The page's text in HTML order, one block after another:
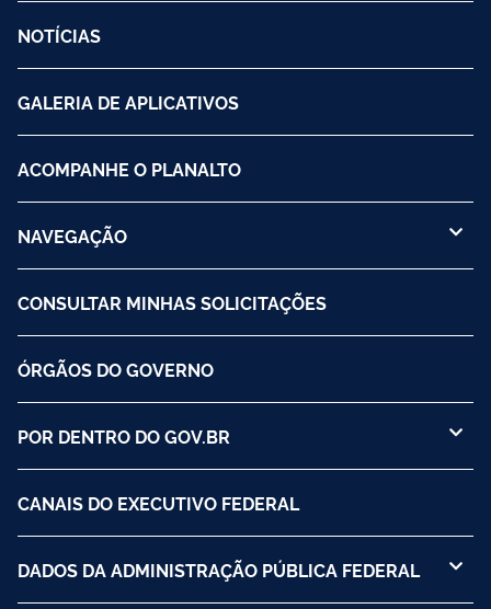
NOTÍCIAS
GALERIA DE APLICATIVOS
ACOMPANHE O PLANALTO
NAVEGAÇÃO
CONSULTAR MINHAS SOLICITAÇÕES
ÓRGÃOS DO GOVERNO
POR DENTRO DO GOV.BR
CANAIS DO EXECUTIVO FEDERAL
DADOS DA ADMINISTRAÇÃO PÚBLICA FEDERAL